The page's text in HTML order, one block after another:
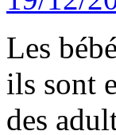
Les
ils sont
des